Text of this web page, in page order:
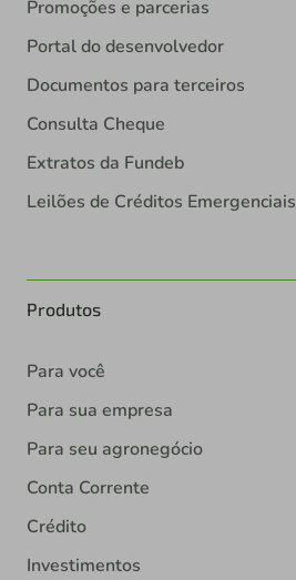
Promoções e parcerias
Portal do desenvolvedor
Documentos para terceiros
Consulta Cheque
Extratos da Fundeb
Leilões de Créditos Emergenciais
Produtos
Para você
Para sua empresa
Para seu agronegócio
Conta Corrente
Crédito
Investimentos